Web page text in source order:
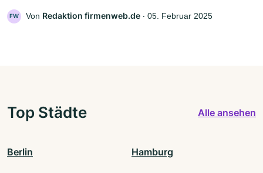
FW Von Redaktion firmenweb.de ‧ 05. Februar 2025
Top Städte Alle ansehen
Berlin Hamburg